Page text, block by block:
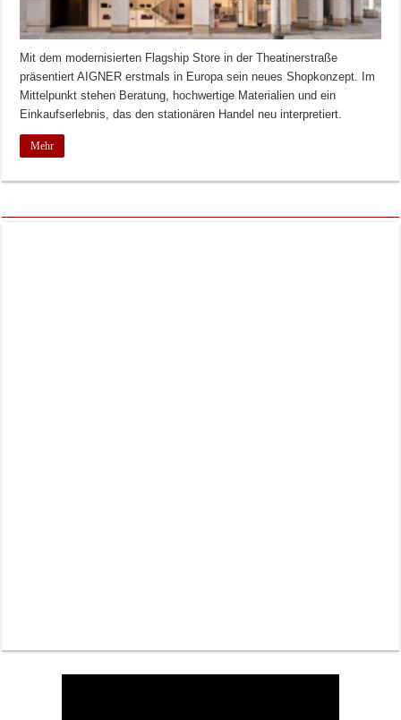
Mit dem modernisierten Flagship Store in der Theatinerstraße
präsentiert AIGNER erstmals in Europa sein neues Shopkonzept. Im
Mittelpunkt stehen Beratung, hochwertige Materialien und ein
Einkaufserlebnis, das den stationären Handel neu interpretiert.
Mehr